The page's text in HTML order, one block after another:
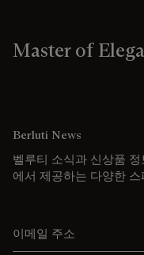
Master of
Berluti News
벨루티 소식과 신상품
에서 제공하는 다양한